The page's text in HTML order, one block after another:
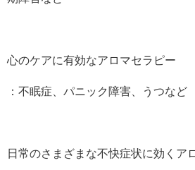
心のケアに有効なアロマセラピー
：不眠症、パニック障害、うつなど
日常のさまざまな不快症状に効くア